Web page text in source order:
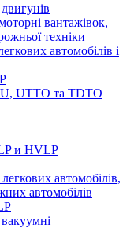
вантажівок,
техніки
автомобілів і
UTTO та TDTO
и HVLP
автомобілів,
автомобілів